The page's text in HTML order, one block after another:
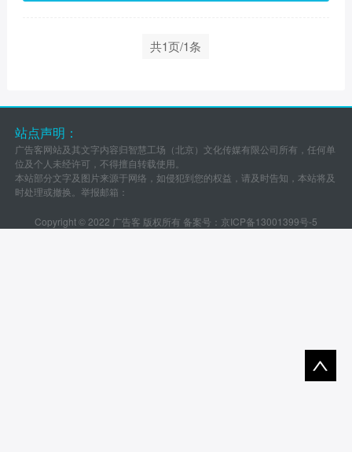
共1页/1条
站点声明：
广告客网站及其文字内容归智慧工场（北京）文化传媒有限公司所有，任何单
位及个人未经许可，不得擅自转载使用。
本站部分文字及图片来源于网络，如侵犯到您的权益，请及时告知，本站将及
时处理或撤换。举报邮箱：
Copyright © 2022 广告客 版权所有 备案号： 京ICP备13001399号-5